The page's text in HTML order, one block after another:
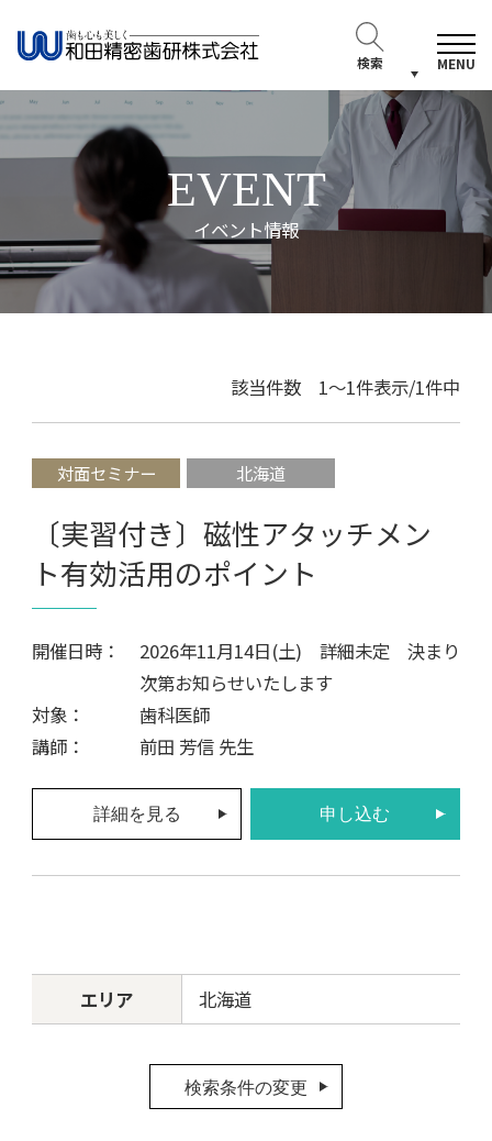
検索 MENU
EVENT
イベント情報
該当件数 1～1件表示/1件中
対面セミナー 北海道
〔実習付き〕磁性アタッチメン
ト有効活用のポイント
開催日時：
2026年11月14日(土) 詳細未定 決まり
次第お知らせいたします
対象：
歯科医師
講師：
前田 芳信 先生
詳細を見る 申し込む
エリア 北海道
検索条件の変更